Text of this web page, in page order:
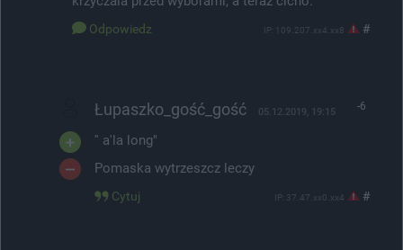
Odpowiedz IP: 109.207.xx4.xx8 #
-6
Łupaszko_gość_gość 05.12.2019, 19:15
'' a'la long"
Pomaska wytrzeszcz leczy
Cytuj IP: 37.47.xx0.xx4 #